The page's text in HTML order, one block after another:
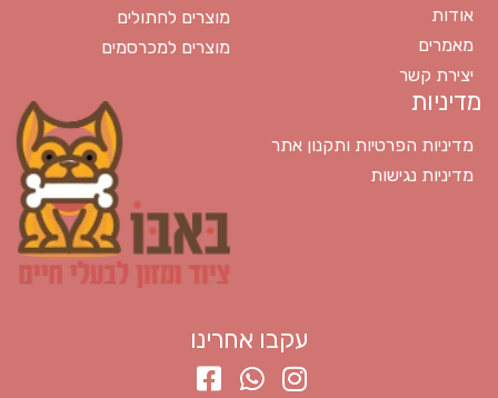
אודות
מאמרים
יצירת קשר
מוצרים לחתולים
מוצרים למכרסמים
מדיניות
מדיניות הפרטיות ותקנון אתר
מדיניות נגישות
עקבו אחרינו